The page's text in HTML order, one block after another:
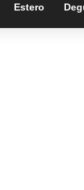
Estero